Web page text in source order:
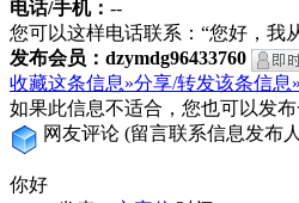
电话/手机： --
您可以这样电话联系：“您好，我
发布会员：dzymdg96433760
收藏这条信息»分享/转发该条信息»
如果此信息不适合，您也可以发
网友评论 (留言联系信息发布
你好